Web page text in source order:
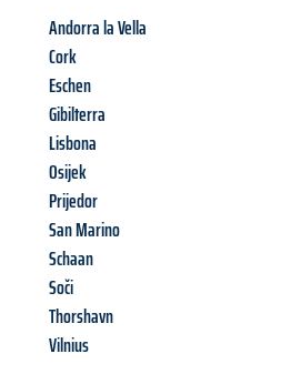
Andorra la Vella
Cork
Eschen
Gibilterra
Lisbona
Osijek
Prijedor
San Marino
Schaan
Soči
Thorshavn
Vilnius